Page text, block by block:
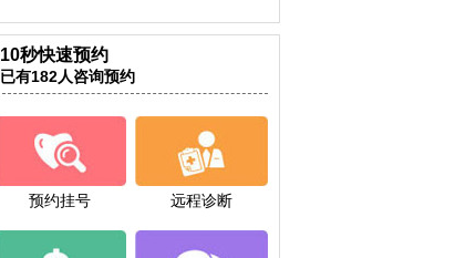
10秒快速预约
已有182人咨询预约
预约挂号 远程诊断